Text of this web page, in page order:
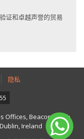
证和卓越声誉的贸易
隐私
Offices, Beacon South
Ireland